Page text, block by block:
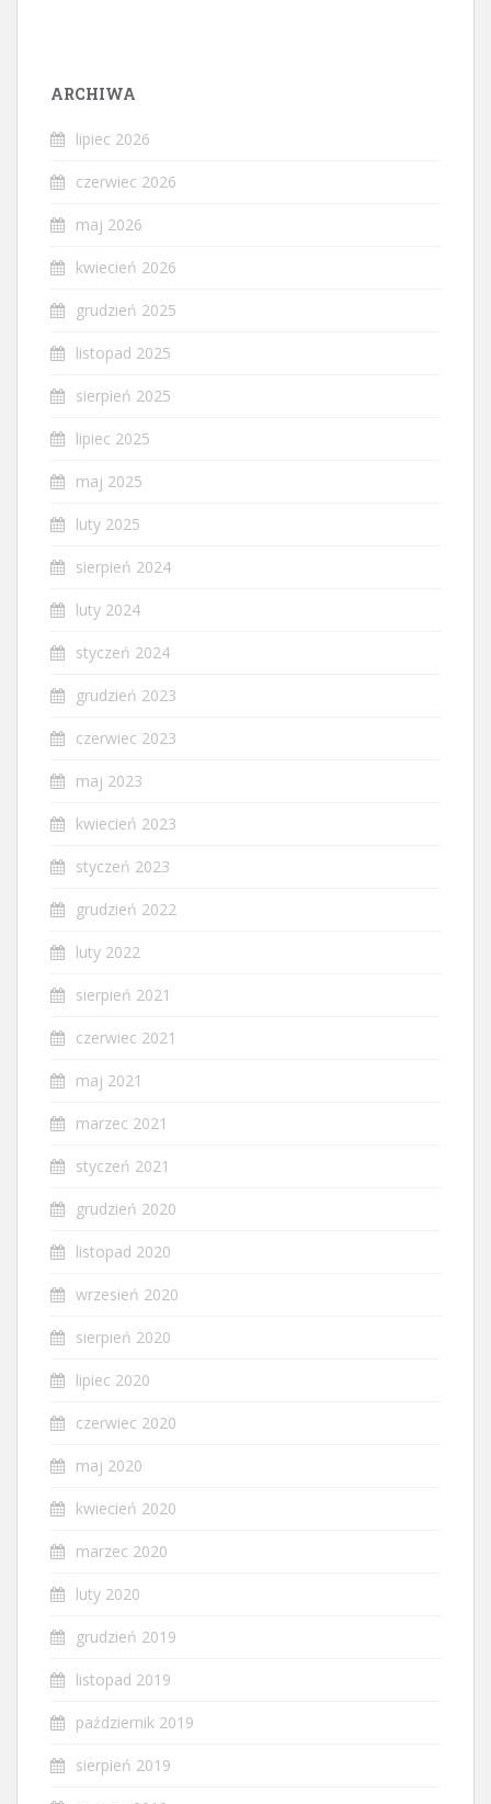
ARCHIWA
lipiec 2026
czerwiec 2026
maj 2026
kwiecień 2026
grudzień 2025
listopad 2025
sierpień 2025
lipiec 2025
maj 2025
luty 2025
sierpień 2024
luty 2024
styczeń 2024
grudzień 2023
czerwiec 2023
maj 2023
kwiecień 2023
styczeń 2023
grudzień 2022
luty 2022
sierpień 2021
czerwiec 2021
maj 2021
marzec 2021
styczeń 2021
grudzień 2020
listopad 2020
wrzesień 2020
sierpień 2020
lipiec 2020
czerwiec 2020
maj 2020
kwiecień 2020
marzec 2020
luty 2020
grudzień 2019
listopad 2019
październik 2019
sierpień 2019